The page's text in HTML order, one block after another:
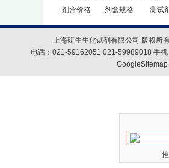
剂盒价格
剂盒规格
测试
上海研生生化试剂有限公司 版权所
电话：021-59162051 021-59989018 手
GoogleSitemap